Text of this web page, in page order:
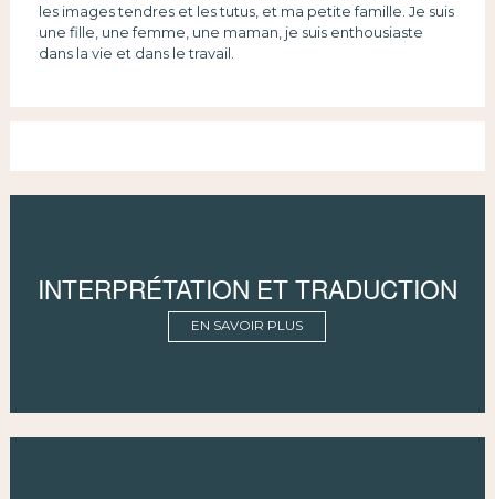
les images tendres et les tutus, et ma petite famille. Je suis
une fille, une femme, une maman, je suis enthousiaste
dans la vie et dans le travail.
INTERPRÉTATION ET TRADUCTION
EN SAVOIR PLUS